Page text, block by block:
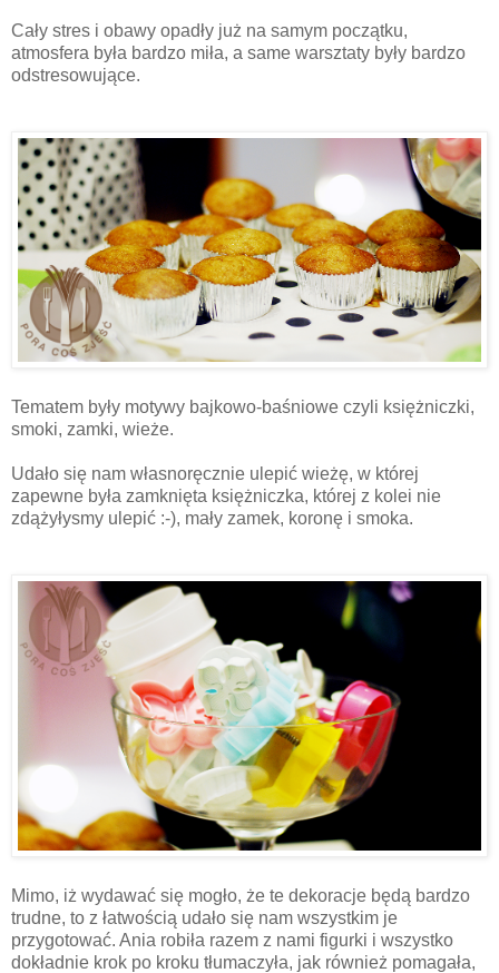
Cały stres i obawy opadły już na samym początku,
atmosfera była bardzo miła, a same warsztaty były bardzo
odstresowujące.
Tematem były motywy bajkowo-baśniowe czyli księżniczki,
smoki, zamki, wieże.
Udało się nam własnoręcznie ulepić wieżę, w której
zapewne była zamknięta księżniczka, której z kolei nie
zdążyłysmy ulepić :-), mały zamek, koronę i smoka.
Mimo, iż wydawać się mogło, że te dekoracje będą bardzo
trudne, to z łatwością udało się nam wszystkim je
przygotować. Ania robiła razem z nami figurki i wszystko
dokładnie krok po kroku tłumaczyła, jak również pomagała,